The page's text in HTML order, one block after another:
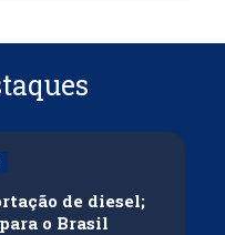
de diesel;
o Brasil